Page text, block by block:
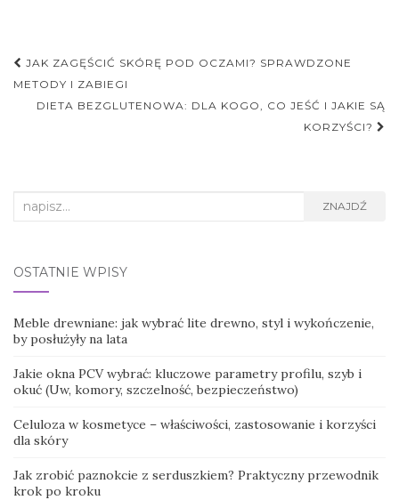
Nawigacja
postu
JAK ZAGĘŚCIĆ SKÓRĘ POD OCZAMI? SPRAWDZONE
METODY I ZABIEGI
DIETA BEZGLUTENOWA: DLA KOGO, CO JEŚĆ I JAKIE SĄ
KORZYŚCI?
Search
ZNAJDŹ
OSTATNIE WPISY
Meble drewniane: jak wybrać lite drewno, styl i wykończenie,
by posłużyły na lata
Jakie okna PCV wybrać: kluczowe parametry profilu, szyb i
okuć (Uw, komory, szczelność, bezpieczeństwo)
Celuloza w kosmetyce – właściwości, zastosowanie i korzyści
dla skóry
Jak zrobić paznokcie z serduszkiem? Praktyczny przewodnik
krok po kroku